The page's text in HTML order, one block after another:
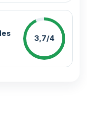
3,7/4